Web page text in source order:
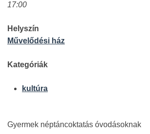
17:00
Helyszín
Művelődési ház
Kategóriák
kultúra
Gyermek néptáncoktatás óvodásoknak